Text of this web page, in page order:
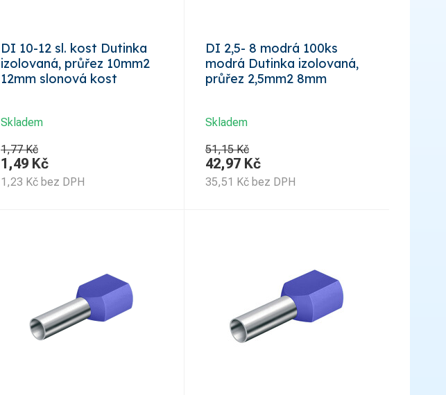
DI 10-12 sl. kost Dutinka
izolovaná, průřez 10mm2
12mm slonová kost
Skladem
1,77 Kč
1,49 Kč
1,23 Kč bez DPH
DI 2,5- 8 modrá 100ks
modrá Dutinka izolovaná,
průřez 2,5mm2 8mm
Skladem
51,15 Kč
42,97 Kč
35,51 Kč bez DPH